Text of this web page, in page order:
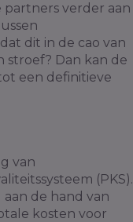
partners verder aan
dit in de cao van
stroef? Dan kan de
een definitieve
van
(PKS).
de hand van
kosten voor